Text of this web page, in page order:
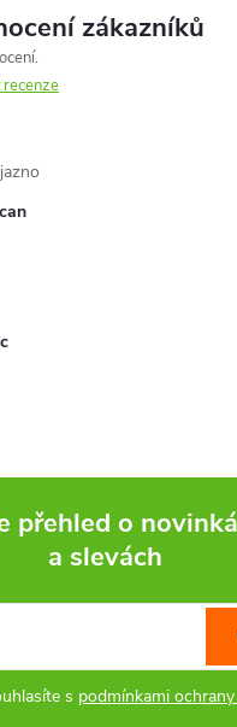
zákazníků
přehled o
a slevách
s podmínkami